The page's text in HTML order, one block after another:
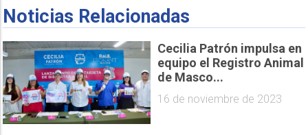
Noticias Relacionadas
Cecilia Patrón impulsa en
equipo el Registro Animal
de Masco...
16 de noviembre de 2023